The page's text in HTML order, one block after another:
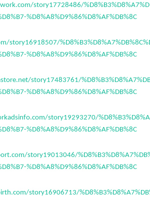
story17728486/
%D8%A8%D9%86%D8%AF%DB%8C
story16918507/
%D8%A8%D9%86%D8%AF%DB%8C
story17483761/
%D8%A8%D9%86%D8%AF%DB%8C
story19293270/
%D8%A8%D9%86%D8%AF%DB%8C
story19013046/
%D8%A8%D9%86%D8%AF%DB%8C
story16906713/